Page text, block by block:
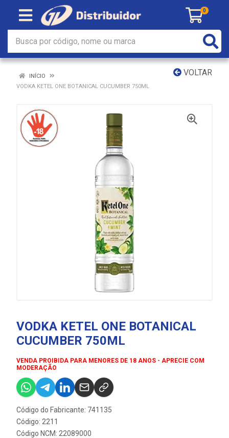
0
VOLTAR
INÍCIO
VODKA KETEL ONE BOTANICAL CUCUMBER 750ML
VODKA KETEL ONE BOTANICAL
CUCUMBER 750ML
VENDA PROIBIDA PARA MENORES DE 18 ANOS - APRECIE COM
MODERAÇÃO
Código do Fabricante: 741135
Código: 2211
Código NCM: 22089000